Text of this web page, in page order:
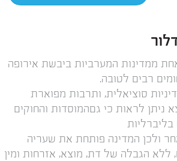
ממדינות המערביות ביבשת אירופה
רבים לטובה.
סוציאלית, ותרבות מפוארת
ניתן לראות כי גםהמוסדות והחוקים
ולכן המדינה פותחת את שעריה
ללא הגבלה של דת, מוצא, אזרחות ומין